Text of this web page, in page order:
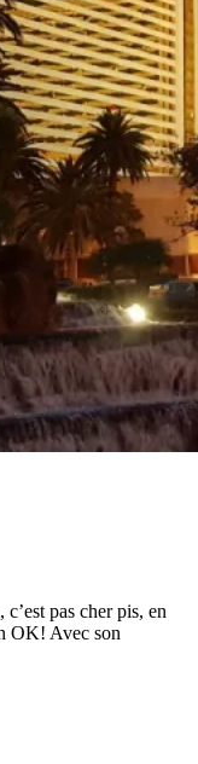
pas cher pis, en
OK! Avec son